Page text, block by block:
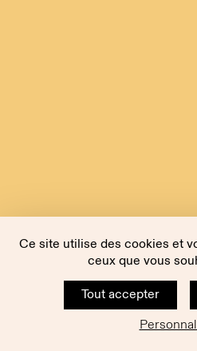
Ce site utilise des cookies et
ceux que vous
Tout accepter